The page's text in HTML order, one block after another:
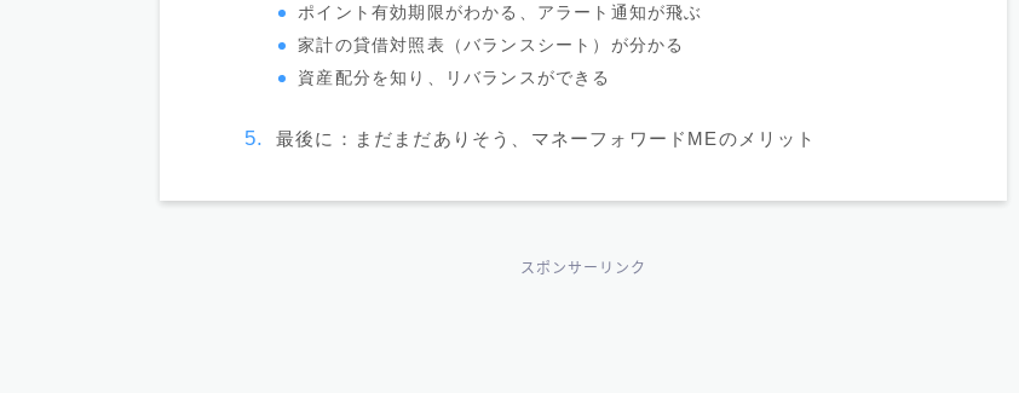
ポイント有効期限がわかる、アラート通知が飛ぶ
家計の貸借対照表（バランスシート）が分かる
資産配分を知り、リバランスができる
最後に：まだまだありそう、マネーフォワードMEのメリット
スポンサーリンク